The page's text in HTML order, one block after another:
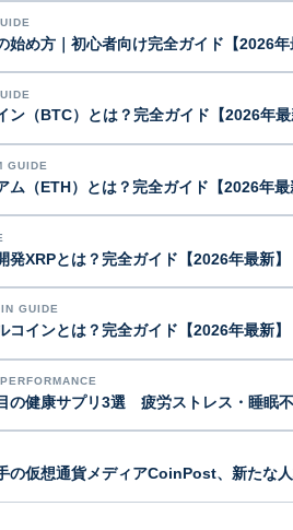
始め方｜初心者向け完全ガイド【2026年
ン（BTC）とは？完全ガイド【2026年最
GUIDE
ム（ETH）とは？完全ガイド【2026年最
発XRPとは？完全ガイド【2026年最新】
GUIDE
コインとは？完全ガイド【2026年最新】
の健康サプリ3選 疲労ストレス・睡眠
の仮想通貨メディアCoinPost、新たな